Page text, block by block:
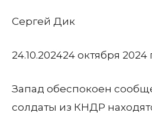
Сергей Дик
24.10.202424 октября 2024
Запад обеспокоен
солдаты из КНДР